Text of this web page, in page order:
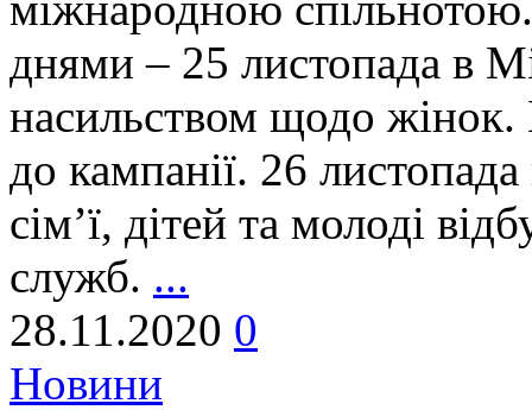
днями – 25 листопада в
насильством щодо
до кампанії. 26
сім’ї, дітей та молоді
служб. ...
28.11.2020 0
Новини